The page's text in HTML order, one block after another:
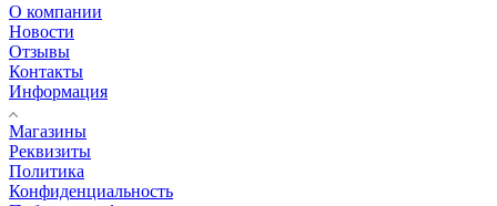
О компании
Новости
Отзывы
Контакты
Информация
Магазины
Реквизиты
Политика
Конфиденциальность